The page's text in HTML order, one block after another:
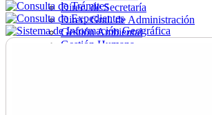
Direc. de Secretaría
Direc. Gral. de Administración
Gestión Ambiental
Gestión Humana